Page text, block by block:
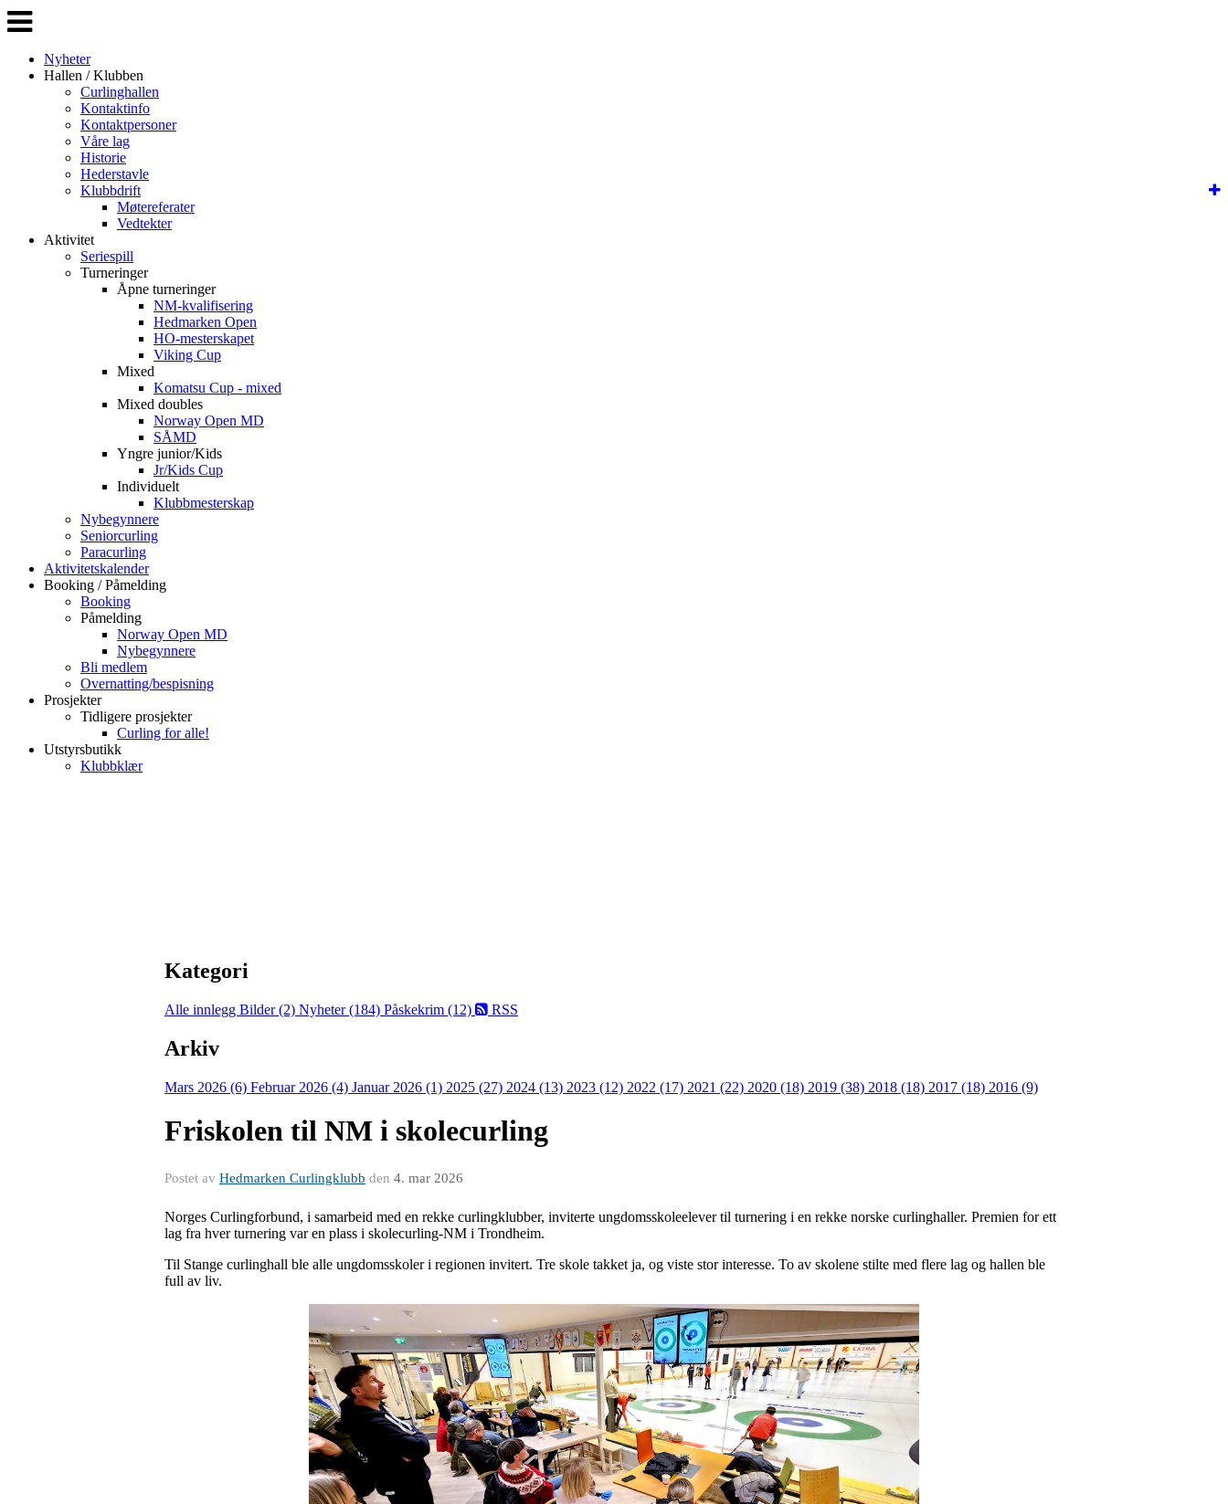
Veksle
navigasjon
Nyheter
Hallen / Klubben
Curlinghallen
Kontaktinfo
Kontaktpersoner
Våre lag
Historie
Hederstavle
Klubbdrift
Møtereferater
Vedtekter
Aktivitet
Seriespill
Turneringer
Åpne turneringer
NM-kvalifisering
Hedmarken Open
HO-mesterskapet
Viking Cup
Mixed
Komatsu Cup - mixed
Mixed doubles
Norway Open MD
SÅMD
Yngre junior/Kids
Jr/Kids Cup
Individuelt
Klubbmesterskap
Nybegynnere
Seniorcurling
Paracurling
Aktivitetskalender
Booking / Påmelding
Booking
Påmelding
Norway Open MD
Nybegynnere
Bli medlem
Overnatting/bespisning
Prosjekter
Tidligere prosjekter
Curling for alle!
Utstyrsbutikk
Klubbklær
Kategori
Alle innlegg Bilder (2) Nyheter (184) Påskekrim (12) RSS
Arkiv
Mars 2026 (6) Februar 2026 (4) Januar 2026 (1) 2025 (27) 2024 (13) 2023 (12) 2022 (17) 2021 (22) 2020 (18) 2019 (38) 2018 (18) 2017 (18) 2016 (9)
Friskolen til NM i skolecurling
Postet av Hedmarken Curlingklubb den 4. mar 2026
Norges Curlingforbund, i samarbeid med en rekke curlingklubber, inviterte ungdomsskoleelever til turnering i en rekke norske curlinghaller. Premien for ett
lag fra hver turnering var en plass i skolecurling-NM i Trondheim.
Til Stange curlinghall ble alle ungdomsskoler i regionen invitert. Tre skole takket ja, og viste stor interesse. To av skolene stilte med flere lag og hallen ble
full av liv.